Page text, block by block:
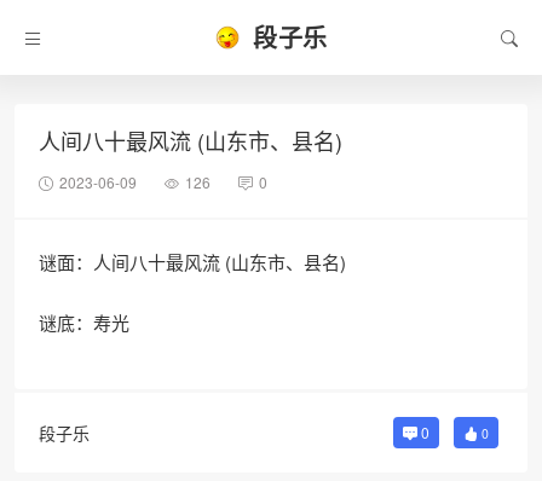
段子乐
人间八十最风流 (山东市、县名)
2023-06-09 126 0
谜面：人间八十最风流 (山东市、县名)
谜底：寿光
段子乐 0 0